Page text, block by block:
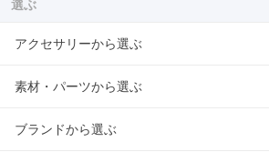
選ぶ
アクセサリーから選ぶ
素材・パーツから選ぶ
ブランドから選ぶ